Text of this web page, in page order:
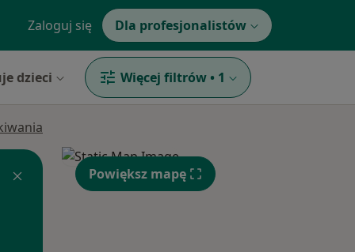
Zaloguj się Dla profesjonalistów
dzieci Więcej filtrów • 1
Powiększ mapę